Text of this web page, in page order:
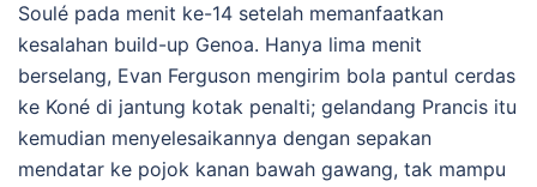
Soulé pada menit ke-14 setelah memanfaatkan
kesalahan build-up Genoa. Hanya lima menit
berselang, Evan Ferguson mengirim bola pantul cerdas
ke Koné di jantung kotak penalti; gelandang Prancis itu
kemudian menyelesaikannya dengan sepakan
mendatar ke pojok kanan bawah gawang, tak mampu